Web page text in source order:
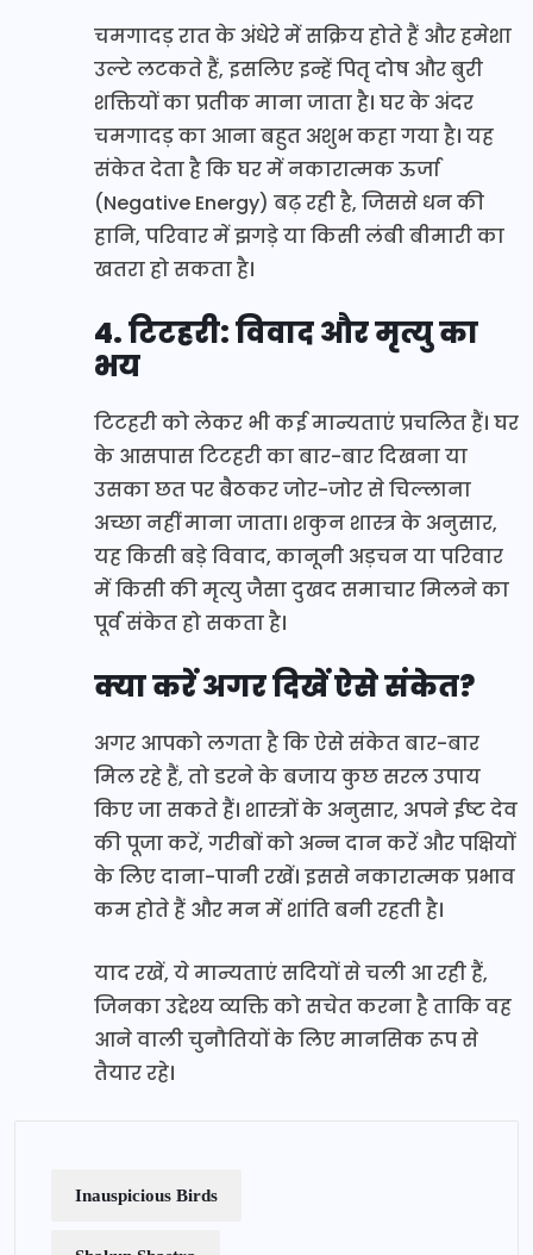
चमगादड़ रात के अंधेरे में सक्रिय होते हैं और हमेशा
उल्टे लटकते हैं, इसलिए इन्हें पितृ दोष और बुरी
शक्तियों का प्रतीक माना जाता है। घर के अंदर
चमगादड़ का आना बहुत अशुभ कहा गया है। यह
संकेत देता है कि घर में नकारात्मक ऊर्जा
(Negative Energy) बढ़ रही है, जिससे धन की
हानि, परिवार में झगड़े या किसी लंबी बीमारी का
खतरा हो सकता है।
4. टिटहरी: विवाद और मृत्यु का
भय
टिटहरी को लेकर भी कई मान्यताएं प्रचलित हैं। घर
के आसपास टिटहरी का बार-बार दिखना या
उसका छत पर बैठकर जोर-जोर से चिल्लाना
अच्छा नहीं माना जाता। शकुन शास्त्र के अनुसार,
यह किसी बड़े विवाद, कानूनी अड़चन या परिवार
में किसी की मृत्यु जैसा दुखद समाचार मिलने का
पूर्व संकेत हो सकता है।
क्या करें अगर दिखें ऐसे संकेत?
अगर आपको लगता है कि ऐसे संकेत बार-बार
मिल रहे हैं, तो डरने के बजाय कुछ सरल उपाय
किए जा सकते हैं। शास्त्रों के अनुसार, अपने ईष्ट देव
की पूजा करें, गरीबों को अन्न दान करें और पक्षियों
के लिए दाना-पानी रखें। इससे नकारात्मक प्रभाव
कम होते हैं और मन में शांति बनी रहती है।
याद रखें, ये मान्यताएं सदियों से चली आ रही हैं,
जिनका उद्देश्य व्यक्ति को सचेत करना है ताकि वह
आने वाली चुनौतियों के लिए मानसिक रूप से
तैयार रहे।
Inauspicious Birds